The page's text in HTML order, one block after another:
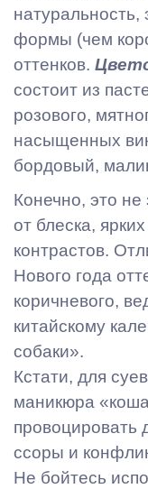
натуральность,
формы (чем
оттенков.
состоит из
розового,
насыщенных
бордовый,
Конечно, это не
от блеска,
контрастов.
Нового года
коричневого,
китайскому
собаки».
Кстати, для
маникюра
провоцировать
ссоры и
Не бойтесь